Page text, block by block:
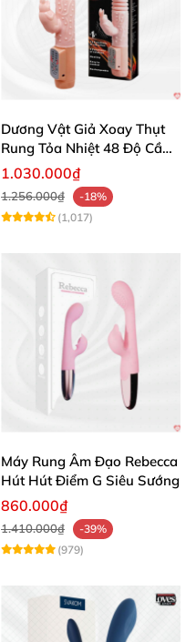
Dương Vật Giả Xoay Thụt
Rung Tỏa Nhiệt 48 Độ Cầm
Tay Hot Bunny
1.030.000₫
1.256.000₫
-18%
(1,017)
Máy Rung Âm Đạo Rebecca
Hút Hút Điểm G Siêu Sướng
860.000₫
1.410.000₫
-39%
(979)